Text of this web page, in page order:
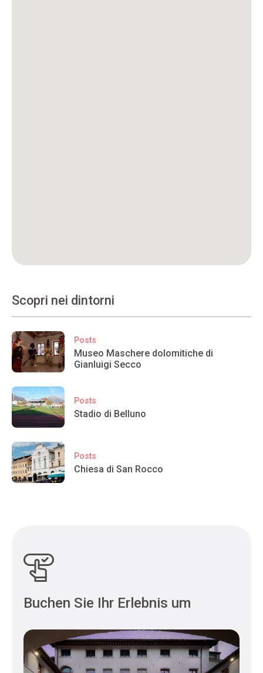
Scopri nei dintorni
Posts
Museo Maschere dolomitiche di
Gianluigi Secco
Posts
Stadio di Belluno
Posts
Chiesa di San Rocco
Buchen Sie Ihr Erlebnis um